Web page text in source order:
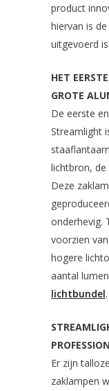
product
hiervan is
uitgevoerd
HET
GROTE
De eerste
Streamlight
lichtbron, de
Deze
onderhevig.
voorzien
hogere
aantal
lichtbundel.
Er zijn
zaklampen